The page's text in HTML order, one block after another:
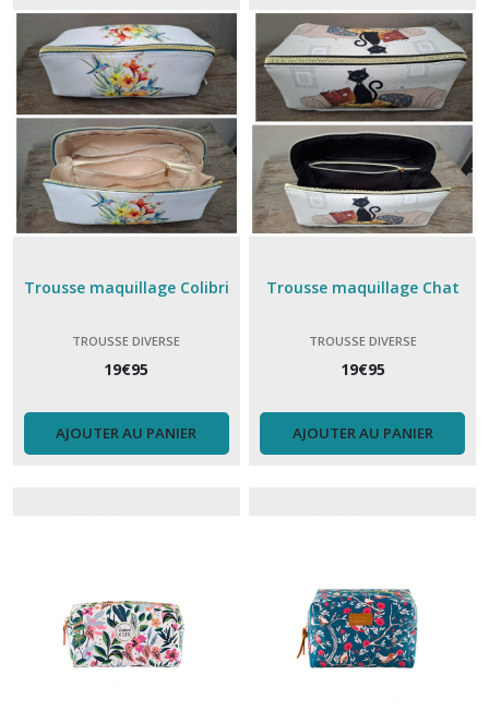
Trousse maquillage Colibri
TROUSSE DIVERSE
19€95
AJOUTER AU PANIER
Trousse maquillage Chat
TROUSSE DIVERSE
19€95
AJOUTER AU PANIER
sac
voyage
(11)
Poncho
(3)
Parapluie
(8)
Sac
Panier
(1)
chariot